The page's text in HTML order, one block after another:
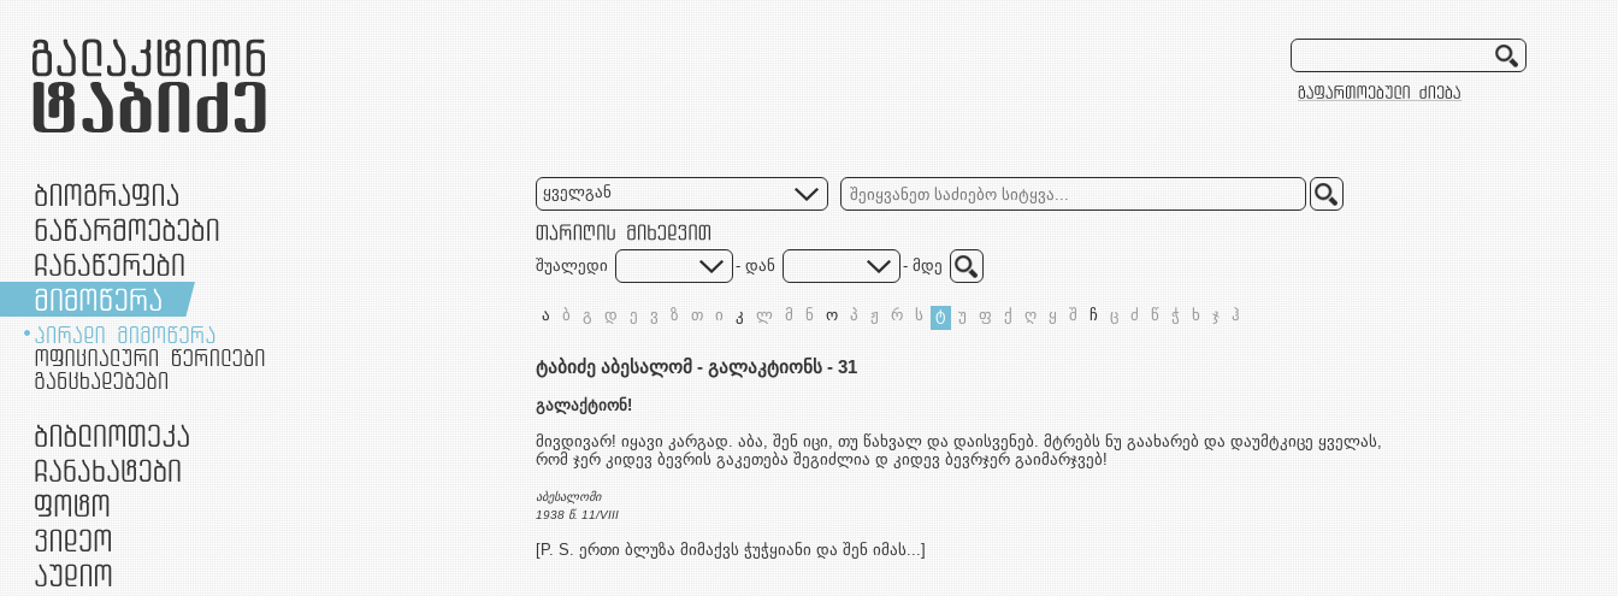
ყველგან
შუალედი - დან - მდე
ა ბ გ დ ე ვ ზ თ ი კ ლ მ ნ ო პ ჟ რ ს ტ უ ფ ქ ღ ყ შ ჩ ც ძ წ ჭ ხ ჯ ჰ
ტაბიძე აბესალომ - გალაკტიონს - 31
გალაქტიონ!
მივდივარ! იყავი კარგად. აბა, შენ იცი, თუ წახვალ და დაისვენებ. მტრებს ნუ გაახარებ და დაუმტკიცე ყველას,
რომ ჯერ კიდევ ბევრის გაკეთება შეგიძლია დ კიდევ ბევრჯერ გაიმარჯვებ!
აბესალომი
1938 წ. 11/VIII
[P. S. ერთი ბლუზა მიმაქვს ჭუჭყიანი და შენ იმას...]